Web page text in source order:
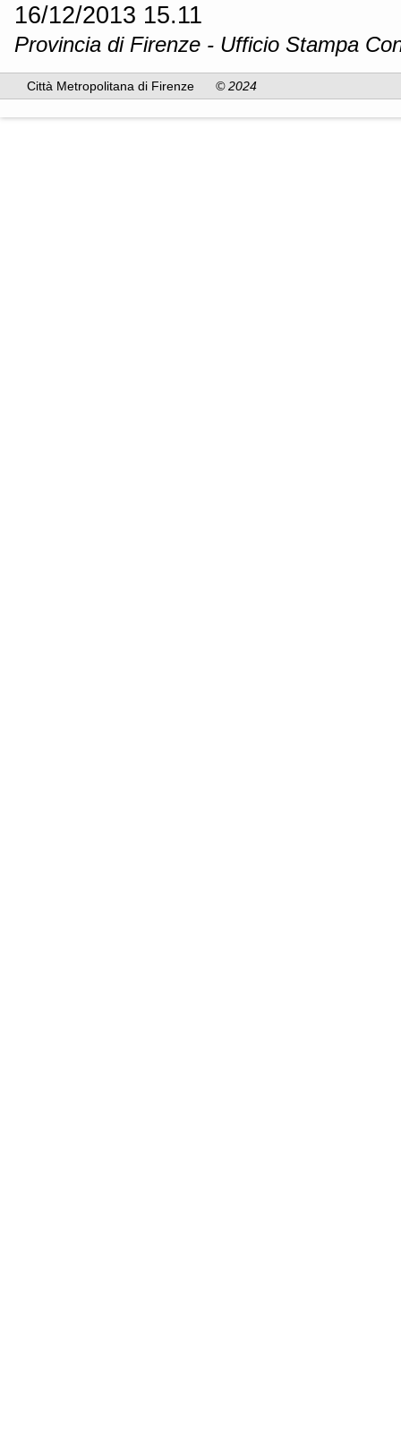
16/12/2013 15.11
Provincia di Firenze - Ufficio Stampa
Città Metropolitana di Firenze © 2024